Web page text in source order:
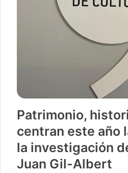
Patrimonio,
centran este año
la investigación
Juan Gil-Albert